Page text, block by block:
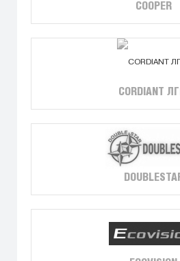
COOPER
CORDIANT